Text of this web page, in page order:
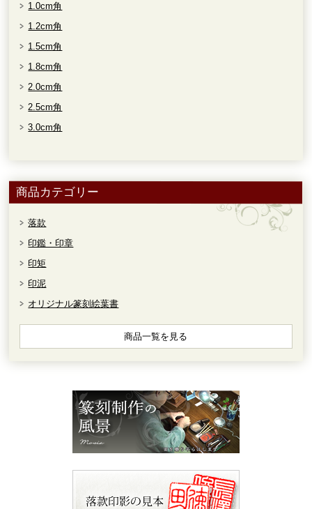
1.0cm角
1.2cm角
1.5cm角
1.8cm角
2.0cm角
2.5cm角
3.0cm角
商品カテゴリー
落款
印鑑・印章
印矩
印泥
オリジナル篆刻絵葉書
商品一覧を見る